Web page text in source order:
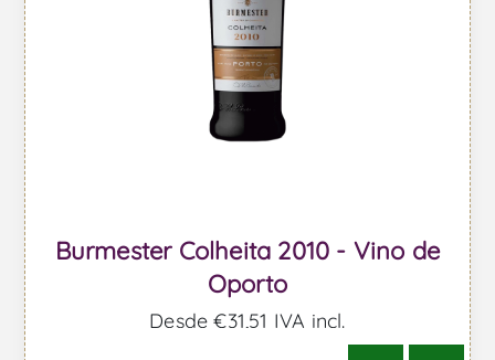
Burmester Colheita 2010 - Vino de
Oporto
Desde €31,51 IVA incl.